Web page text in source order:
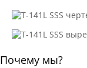
Почему мы?